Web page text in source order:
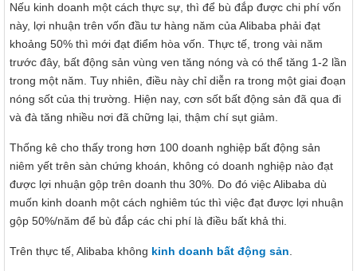
Nếu kinh doanh một cách thực sự, thì để bù đắp được chi phí vốn
này, lợi nhuận trên vốn đầu tư hàng năm của Alibaba phải đạt
khoảng 50% thì mới đạt điểm hòa vốn. Thực tế, trong vài năm
trước đây, bất động sản vùng ven tăng nóng và có thể tăng 1-2 lần
trong một năm. Tuy nhiên, điều này chỉ diễn ra trong một giai đoạn
nóng sốt của thị trường. Hiện nay, cơn sốt bất động sản đã qua đi
và đà tăng nhiều nơi đã chững lại, thậm chí sụt giảm.
Thống kê cho thấy trong hơn 100 doanh nghiệp bất động sản
niêm yết trên sàn chứng khoán, không có doanh nghiệp nào đạt
được lợi nhuận gộp trên doanh thu 30%. Do đó việc Alibaba dù
muốn kinh doanh một cách nghiêm túc thì việc đạt được lợi nhuận
gộp 50%/năm để bù đắp các chi phí là điều bất khả thi.
Trên thực tế, Alibaba không kinh doanh bất động sản.